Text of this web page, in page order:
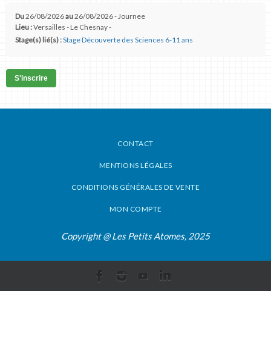
Du26/08/2026au26/08/2026 - Journee
Lieu :Versailles - Le Chesnay -
Stage(s) lié(s) :Stage Découverte des Sciences 6-11 ans
S'inscrire
CONTACT
MENTIONS LÉGALES
CONDITIONS GÉNÉRALES DE VENTE
MON COMPTE
Copyright @ Les Petits Atomes, 2025